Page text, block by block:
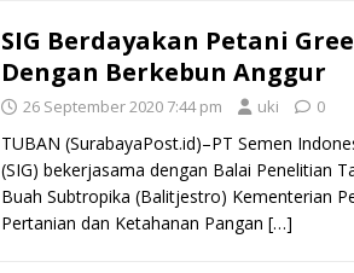
SIG Berdayakan Petani
Dengan Berkebun Anggur
26 September 2020 7:44 pm uki 0
TUBAN (SurabayaPost.id)–PT Semen
(SIG) bekerjasama dengan Balai Penelitian
Buah Subtropika (Balitjestro) Kementerian
Pertanian dan Ketahanan Pangan […]